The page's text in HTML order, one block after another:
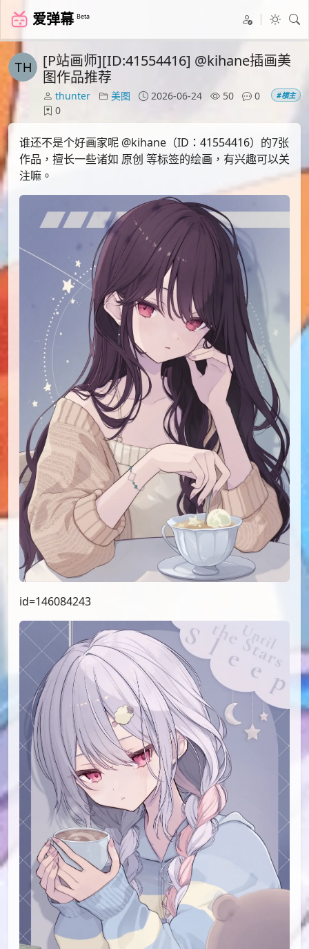
爱弹幕 Beta
[P站画师][ID:41554416] @kihane插画美
图作品推荐
thunter 美图 2026-06-24 50
0
0
#楼主
谁还不是个好画家呢 @kihane（ID：41554416）的7张
作品，擅长一些诸如 原创 等标签的绘画，有兴趣可以关
注嘛。
id=146084243